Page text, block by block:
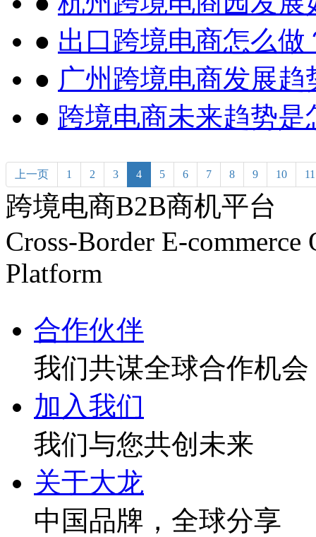
● 出口跨境电商怎么做
● 广州跨境电商发展趋
● 跨境电商未来趋势是
上一页 1 2 3 4 5 6 7 8 9 10 11
跨境电商B2B商机平台
Cross-Border E-
Platform
合作伙伴
我们共谋全球合作机会
加入我们
我们与您共创未来
关于大龙
中国品牌，全球分享